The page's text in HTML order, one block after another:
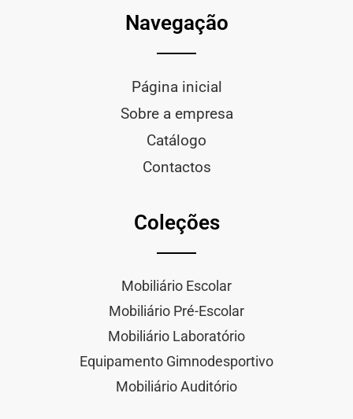
Navegação
Página inicial
Sobre a empresa
Catálogo
Contactos
Coleções
Mobiliário Escolar
Mobiliário Pré-Escolar
Mobiliário Laboratório
Equipamento Gimnodesportivo
Mobiliário Auditório